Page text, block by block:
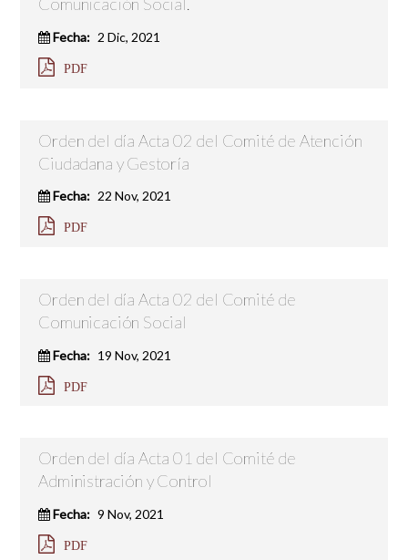
Fecha: 2 Dic, 2021
PDF
Orden del día Acta 02 del Comité de Atención
Ciudadana y Gestoría
Fecha: 22 Nov, 2021
PDF
Orden del día Acta 02 del Comité de
Comunicación Social
Fecha: 19 Nov, 2021
PDF
Orden del día Acta 01 del Comité de
Administración y Control
Fecha: 9 Nov, 2021
PDF